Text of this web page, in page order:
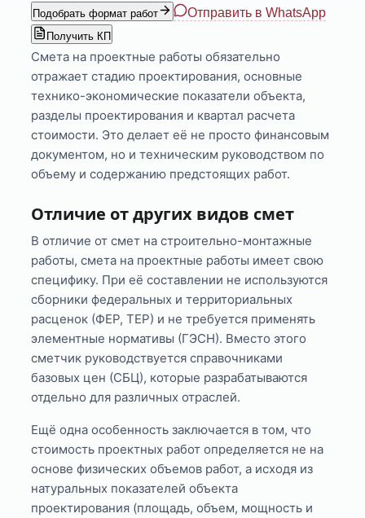
Подобрать формат работ Отправить в WhatsApp
Получить КП
Смета на проектные работы обязательно
отражает стадию проектирования, основные
технико-экономические показатели объекта,
разделы проектирования и квартал расчета
стоимости. Это делает её не просто финансовым
документом, но и техническим руководством по
объему и содержанию предстоящих работ.
Отличие от других видов смет
В отличие от смет на строительно-монтажные
работы, смета на проектные работы имеет свою
специфику. При её составлении не используются
сборники федеральных и территориальных
расценок (ФЕР, ТЕР) и не требуется применять
элементные нормативы (ГЭСН). Вместо этого
сметчик руководствуется справочниками
базовых цен (СБЦ), которые разрабатываются
отдельно для различных отраслей.
Ещё одна особенность заключается в том, что
стоимость проектных работ определяется не на
основе физических объемов работ, а исходя из
натуральных показателей объекта
проектирования (площадь, объем, мощность и